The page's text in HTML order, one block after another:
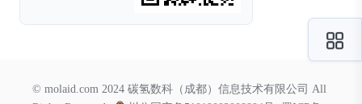
© molaid.com 2024 碳氢数科（成都）信息技术有限公司 All